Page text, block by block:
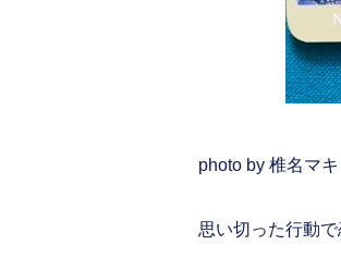
photo by 椎名マキ
思い切った行動